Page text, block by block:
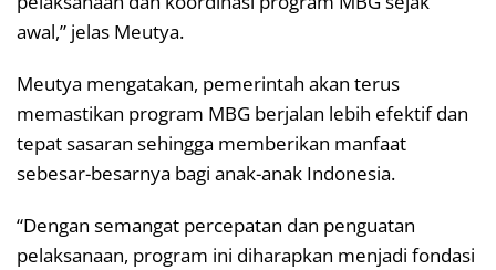
awal,” jelas Meutya.
Meutya mengatakan, pemerintah akan terus
memastikan program MBG berjalan lebih efektif dan
tepat sasaran sehingga memberikan manfaat
sebesar-besarnya bagi anak-anak Indonesia.
“Dengan semangat percepatan dan penguatan
pelaksanaan, program ini diharapkan menjadi fondasi